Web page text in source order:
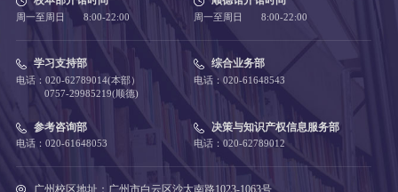
周一至周日 8:00-22:00 周一至周日 8:00-22:00
学习支持部
电话：020-62789014(本部）
0757-29985219(顺德)
综合业务部
电话：020-61648543
参考咨询部
电话：020-61648053
决策与知识产权信息服务部
电话：020-62789012